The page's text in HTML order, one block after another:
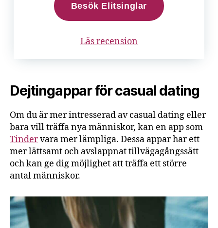
Besök Elitsinglar
Läs recension
Dejtingappar för casual dating
Om du är mer intresserad av casual dating eller
bara vill träffa nya människor, kan en app som
Tindervara mer lämpliga. Dessa appar har ett
mer lättsamt och avslappnat tillvägagångssätt
och kan ge dig möjlighet att träffa ett större
antal människor.